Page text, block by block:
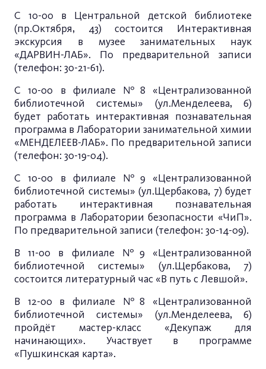
С 10-00 в Центральной детской библиотеке
(пр.Октября, 43) состоится Интерактивная
экскурсия в музее занимательных наук
«ДАРВИН-ЛАБ». По предварительной записи
(телефон: 30-21-61).
С 10-00 в филиале №8 «Централизованной
библиотечной системы» (ул.Менделеева, 6)
будет работать интерактивная познавательная
программа в Лаборатории занимательной химии
«МЕНДЕЛЕЕВ-ЛАБ». По предварительной записи
(телефон: 30-19-04).
С 10-00 в филиале №9 «Централизованной
библиотечной системы» (ул.Щербакова, 7) будет
работать интерактивная познавательная
программа в Лаборатории безопасности «ЧиП».
По предварительной записи (телефон: 30-14-09).
В 11-00 в филиале №9 «Централизованной
библиотечной системы» (ул.Щербакова, 7)
состоится литературный час «В путь с Левшой».
В 12-00 в филиале №8 «Централизованной
библиотечной системы» (ул.Менделеева, 6)
пройдёт мастер-класс «Декупаж для
начинающих». Участвует в программе
«Пушкинская карта».